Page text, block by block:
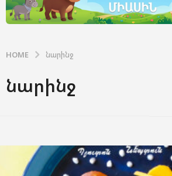
HOME նարինջ
նարինջ